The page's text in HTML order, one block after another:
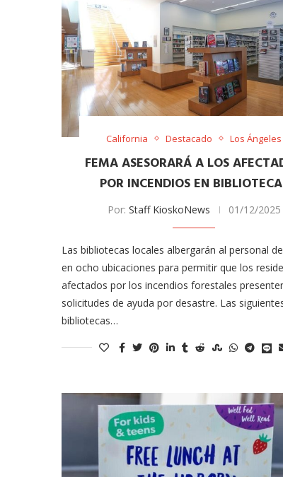
California Destacado Los Ángeles
FEMA ASESORARÁ A LOS
POR INCENDIOS EN
Por: Staff KioskoNews 01/12/2025
Las bibliotecas locales albergarán al personal
en ocho ubicaciones para permitir que los
afectados por los incendios forestales
solicitudes de ayuda por desastre. Las
bibliotecas…
Fabiola Guajardo
alfombra roja...
02/09/2025